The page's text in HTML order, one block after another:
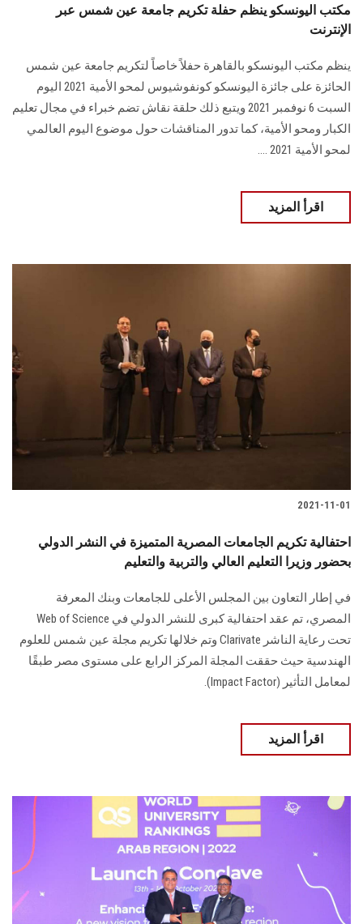
الزائـرون
سجل الان
مكتب اليونسكو ينظم حفلة تكريم جامعة عين شمس عبر
الإنترنت
ينظم مكتب اليونسكو بالقاهرة حفلاً خاصاً لتكريم جامعة عين شمس
الحائزة على جائزة اليونسكو كونفوشيوس لمحو الأمية 2021 اليوم
السبت 6 نوفمبر 2021 ويتبع ذلك حلقة نقاش تضم خبراء في مجال تعليم
الكبار ومحو الأمية، كما تدور المناقشات حول موضوع اليوم العالمي
لمحو الأمية 2021 ....
اقرأ المزيد
2021-11-01
احتفالية تكريم الجامعات المصرية المتميزة في النشر الدولي
بحضور وزيرا التعليم العالي والتربية والتعليم
في إطار التعاون بين المجلس الأعلى للجامعات وبنك المعرفة
المصري، تم عقد احتفالية كبرى للنشر الدولي في Web of Science
تحت رعاية الناشر Clarivate وتم خلالها تكريم مجلة عين شمس للعلوم
الهندسية حيث حققت المجلة المركز الرابع على مستوى مصر طبقًا
لمعامل التأثير (Impact Factor).
اقرأ المزيد